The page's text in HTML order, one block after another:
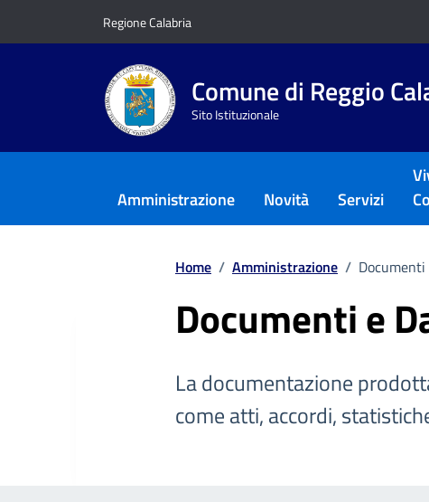
Regione Calabria
Comune di Reggio
Sito Istituzionale
Amministrazione Novità Servizi
Home / Amministrazione /
Documenti e
La documentazione
come atti, accordi,